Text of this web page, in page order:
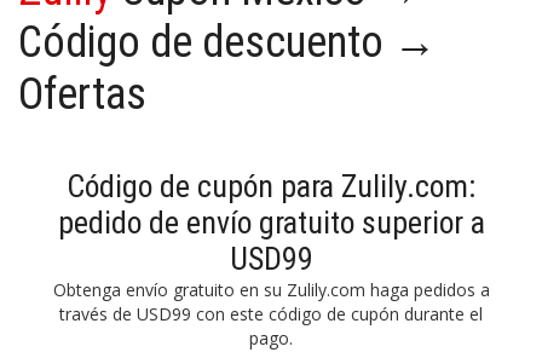
Código de descuento →
Ofertas
Código de cupón para Zulily.com:
pedido de envío gratuito superior a
USD99
Obtenga envío gratuito en su Zulily.com haga pedidos a
través de USD99 con este código de cupón durante el
pago.